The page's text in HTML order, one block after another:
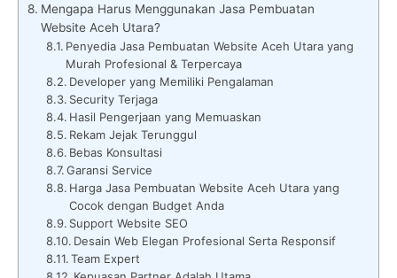
Mengapa Harus Menggunakan Jasa Pembuatan
Website Aceh Utara?
Penyedia Jasa Pembuatan Website Aceh Utara yang
Murah Profesional & Terpercaya
Developer yang Memiliki Pengalaman
Security Terjaga
Hasil Pengerjaan yang Memuaskan
Rekam Jejak Terunggul
Bebas Konsultasi
Garansi Service
Harga Jasa Pembuatan Website Aceh Utara yang
Cocok dengan Budget Anda
Support Website SEO
Desain Web Elegan Profesional Serta Responsif
Team Expert